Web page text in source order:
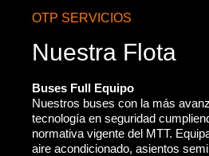
OTP SERVICIOS
Nuestra Flota
Buses Full Equipo
Nuestros buses con la más
tecnología en seguridad
normativa vigente del MTT.
aire acondicionado, asientos